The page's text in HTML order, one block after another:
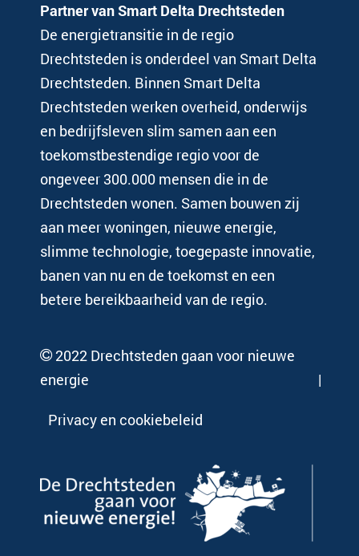
Partner van Smart Delta Drechtsteden
De energietransitie in de regio
Drechtsteden is onderdeel van Smart Delta
Drechtsteden. Binnen Smart Delta
Drechtsteden werken overheid, onderwijs
en bedrijfsleven slim samen aan een
toekomstbestendige regio voor de
ongeveer 300.000 mensen die in de
Drechtsteden wonen. Samen bouwen zij
aan meer woningen, nieuwe energie,
slimme technologie, toegepaste innovatie,
banen van nu en de toekomst en een
betere bereikbaarheid van de regio.
2022 Drechtsteden gaan voor nieuwe
energie
Privacy en cookiebeleid